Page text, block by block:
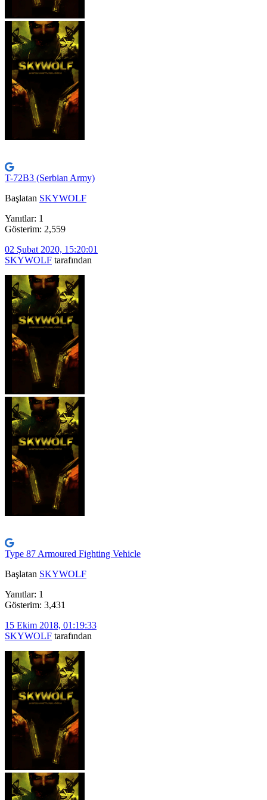
T-72B3 (Serbian Army)
Başlatan SKYWOLF
Yanıtlar: 1
Gösterim: 2,559
02 Şubat 2020, 15:20:01
SKYWOLF tarafından
Type 87 Armoured Fighting Vehicle
Başlatan SKYWOLF
Yanıtlar: 1
Gösterim: 3,431
15 Ekim 2018, 01:19:33
SKYWOLF tarafından